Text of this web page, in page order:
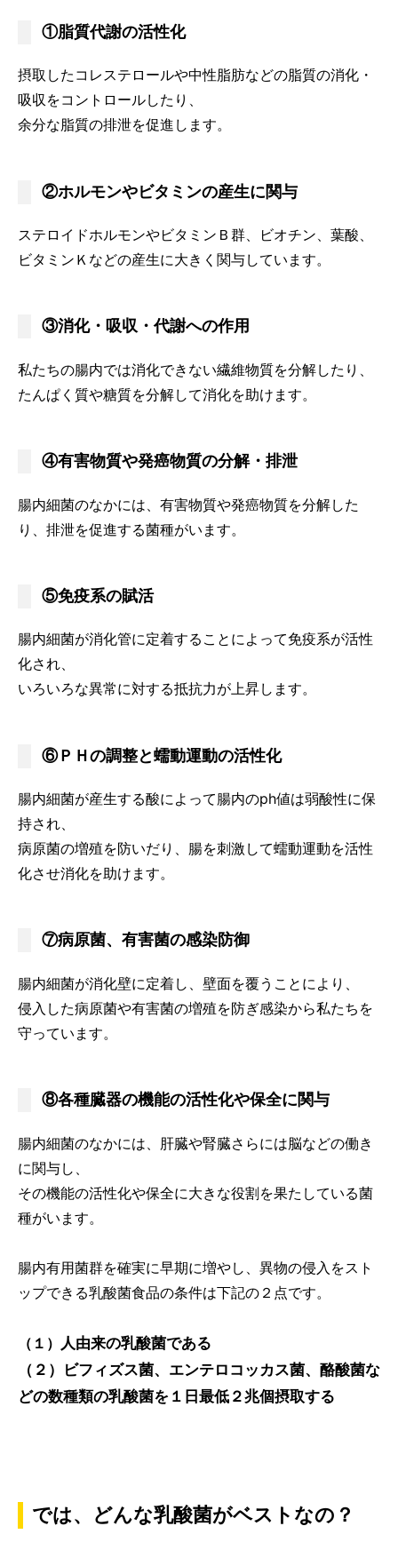
①脂質代謝の活性化
摂取したコレステロールや中性脂肪などの脂質の消化・
吸収をコントロールしたり、
余分な脂質の排泄を促進します。
②ホルモンやビタミンの産生に関与
ステロイドホルモンやビタミンＢ群、ビオチン、葉酸、
ビタミンＫなどの産生に大きく関与しています。
③消化・吸収・代謝への作用
私たちの腸内では消化できない繊維物質を分解したり、
たんぱく質や糖質を分解して消化を助けます。
④有害物質や発癌物質の分解・排泄
腸内細菌のなかには、有害物質や発癌物質を分解した
り、排泄を促進する菌種がいます。
⑤免疫系の賦活
腸内細菌が消化管に定着することによって免疫系が活性
化され、
いろいろな異常に対する抵抗力が上昇します。
⑥ＰＨの調整と蠕動運動の活性化
腸内細菌が産生する酸によって腸内のph値は弱酸性に保
持され、
病原菌の増殖を防いだり、腸を刺激して蠕動運動を活性
化させ消化を助けます。
⑦病原菌、有害菌の感染防御
腸内細菌が消化壁に定着し、壁面を覆うことにより、
侵入した病原菌や有害菌の増殖を防ぎ感染から私たちを
守っています。
⑧各種臓器の機能の活性化や保全に関与
腸内細菌のなかには、肝臓や腎臓さらには脳などの働き
に関与し、
その機能の活性化や保全に大きな役割を果たしている菌
種がいます。
腸内有用菌群を確実に早期に増やし、異物の侵入をスト
ップできる乳酸菌食品の条件は下記の２点です。
（１） 人由来の乳酸菌である
（２）ビフィズス菌、エンテロコッカス菌、酪酸菌な
どの数種類の乳酸菌を１日最低２兆個摂取する
では、どんな乳酸菌がベストなの？